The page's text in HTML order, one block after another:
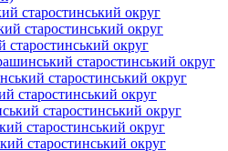
старостинський округ
старостинський округ
старостинський округ
старостинський округ
старостинський округ
старостинський округ
старостинський округ
старостинський округ
старостинський округ